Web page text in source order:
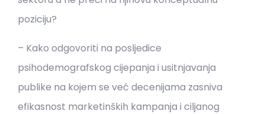
poziciju?
– Kako odgovoriti na posljedice
psihodemografskog cijepanja i usitnjavanja
publike na kojem se već decenijama zasniva
efikasnost marketinških kampanja i ciljanog